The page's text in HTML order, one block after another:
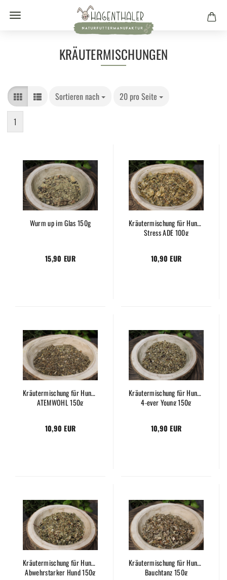
KRÄUTERMISCHUNGEN
Sortieren nach 20 pro Seite
1
Wurm up im Glas 150g
15,90 EUR
Kräutermischung für Hunde
Stress ADE 100g
10,90 EUR
Kräutermischung für Hunde
ATEMWOHL 150g
10,90 EUR
Kräutermischung für Hunde
4-ever Young 150g
10,90 EUR
Kräutermischung für Hunde
Abwehrstarker Hund 150g
Kräutermischung für Hunde
Bauchtanz 150g